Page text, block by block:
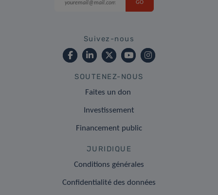
Suivez-nous
SOUTENEZ-NOUS
Faites un don
Investissement
Financement public
JURIDIQUE
Conditions générales
Confidentialité des données